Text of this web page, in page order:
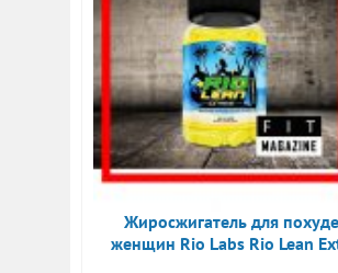
Жиросжигатель для
женщин Rio Labs Rio Lean